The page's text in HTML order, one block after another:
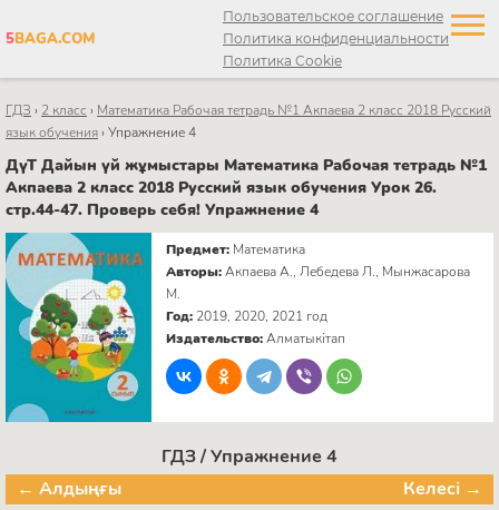
5BAGA.COM
Пользовательское соглашение
Политика конфиденциальности
Политика Cookie
ГДЗ › 2 класс › Математика Рабочая тетрадь №1 Акпаева 2 класс 2018 Русский
язык обучения›Упражнение 4
ДүТ Дайын үй жұмыстары Математика Рабочая тетрадь №1
Акпаева 2 класс 2018 Русский язык обучения Урок 26.
стр.44-47. Проверь себя! Упражнение 4
Предмет: Математика
Авторы:Акпаева А., Лебедева Л., Мынжасарова
М.
Год: 2019, 2020, 2021 год
Издательство:Алматыкітап
ГДЗ / Упражнение 4
← Алдыңғы
Келесі →